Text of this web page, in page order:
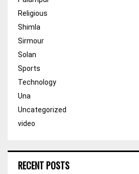
Religious
Shimla
Sirmour
Solan
Sports
Technology
Una
Uncategorized
video
RECENT POSTS